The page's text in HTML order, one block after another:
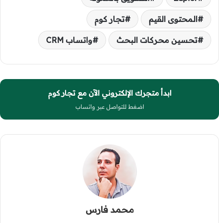
المحتوى القيم تجار كوم
تحسين محركات البحث واتساب CRM
ابدأ متجرك الإلكتروني الآن مع تجار كوم
اضغط للتواصل عبر واتساب
محمد فارس